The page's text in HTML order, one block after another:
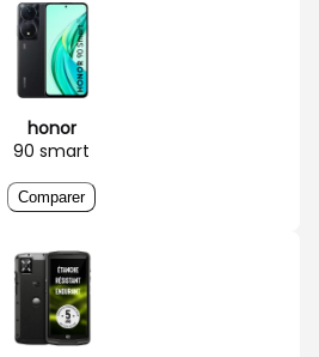
honor
90 smart
Comparer